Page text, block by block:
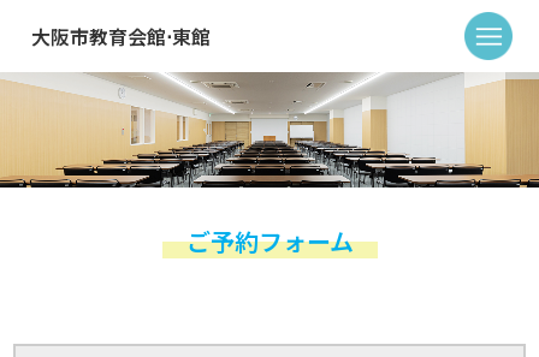
大阪市教育会館⋅東館
ご予約フォーム